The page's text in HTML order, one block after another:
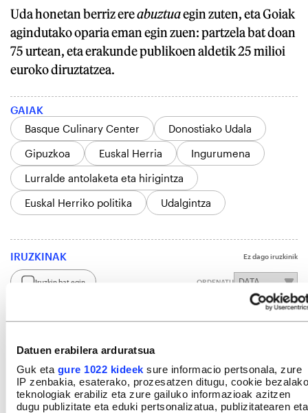
Datuen erabilera arduratsua
Guk eta gure 1022 kideek sure informacio pertsonala, zure
IP zenbakia, esaterako, prozesatzen ditugu, cookie bezalako
teknologiak erabiliz eta zure gailuko informazioak azitzen
dugu publizitate eta eduki pertsonalizatua, publizitatearen eta
Uda honetan berriz ereabuztuaegin zuten, eta Goiak
agindutako oparia eman egin zuen: partzela bat doan
75 urtean, eta erakunde publikoen aldetik 25 milioi
euroko diruztatzea.
GAIAK
Basque Culinary Center
Donostiako Udala
Gipuzkoa
Euskal Herria
Ingurumena
Lurralde antolaketa eta hirigintza
Euskal Herriko politika
Udalgintza
IRUZKINAK Ez dago iruzkinik
Iruzkin bat egin ORDENATU